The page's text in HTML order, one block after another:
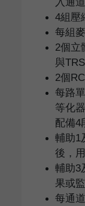
4組壓
每組
2個立
與
2個
每路
等化
配備4
輔助1
後，
輔助3
果或
每通